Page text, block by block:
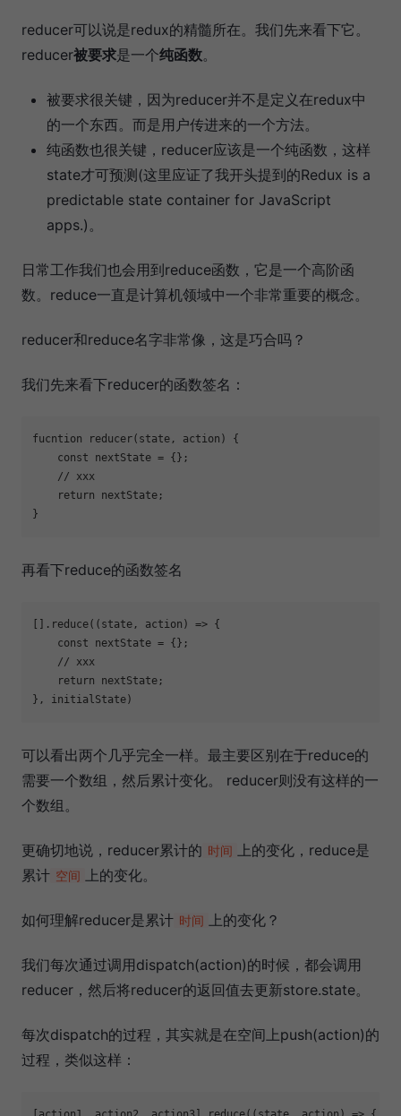
reducer可以说是redux的精髓所在。我们先来看下它。
reducer被要求是一个纯函数。
被要求很关键，因为reducer并不是定义在redux中
的一个东西。而是用户传进来的一个方法。
纯函数也很关键，reducer应该是一个纯函数，这样
state才可预测(这里应证了我开头提到的Redux is a
predictable state container for JavaScript
apps.)。
日常工作我们也会用到reduce函数，它是一个高阶函
数。reduce一直是计算机领域中一个非常重要的概念。
reducer和reduce名字非常像，这是巧合吗？
我们先来看下reducer的函数签名：
fucntion reducer(state, action) {
const nextState = {};
// xxx
return nextState;
再看下reduce的函数签名
[].reduce( ( state, action ) => {
const nextState = {};
// xxx
return nextState;
可以看出两个几乎完全一样。最主要区别在于reduce的
需要一个数组，然后累计变化。 reducer则没有这样的一
个数组。
更确切地说，reducer累计的 时间
上的变化，reduce是
累计 空间 上的变化。
如何理解reducer是累计 时间 上的变化？
我们每次通过调用dispatch(action)的时候，都会调用
reducer，然后将reducer的返回值去更新store.state。
每次dispatch的过程，其实就是在空间上push(action)的
过程，类似这样：